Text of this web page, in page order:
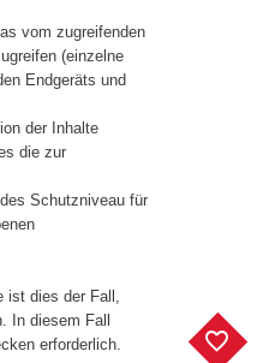
vom zugreifenden
(einzelne
Endgeräts und
der Inhalte
die zur
Schutzniveau für
dies der Fall,
In diesem Fall
erforderlich.